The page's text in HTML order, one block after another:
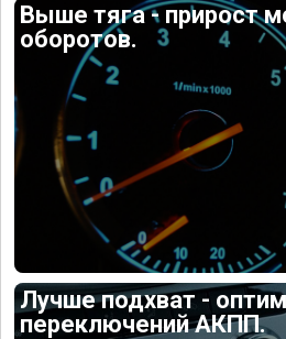
Выше тяга - прирост
оборотов.
Лучше подхват -
переключений АКПП.